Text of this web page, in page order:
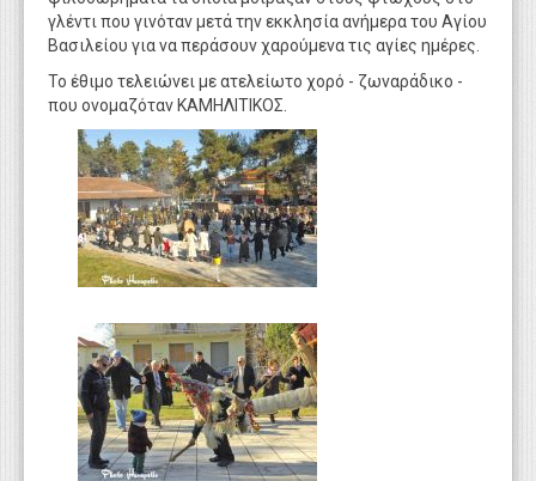
γλέντι που γινόταν μετά την εκκλησία ανήμερα του Αγίου
Βασιλείου για να περάσουν χαρούμενα τις αγίες ημέρες.
Το έθιμο τελειώνει με ατελείωτο χορό - ζωναράδικο -
που ονομαζόταν ΚΑΜΗΛΙΤΙΚΟΣ.